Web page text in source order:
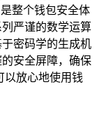
整个钱包安全体
严谨的数学运算
密码学的生成机
安全屏障，确保
以放心地使用钱